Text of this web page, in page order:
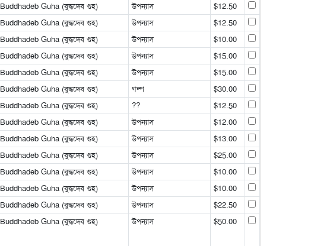
Buddhadeb Guha (বুদ্ধদেব গুহ) উপন্যাস
$12.50
Buddhadeb Guha (বুদ্ধদেব গুহ) উপন্যাস
$12.50
Buddhadeb Guha (বুদ্ধদেব গুহ) উপন্যাস
$10.00
Buddhadeb Guha (বুদ্ধদেব গুহ) উপন্যাস
$15.00
Buddhadeb Guha (বুদ্ধদেব গুহ) উপন্যাস
$15.00
Buddhadeb Guha (বুদ্ধদেব গুহ) গল্প
$30.00
Buddhadeb Guha (বুদ্ধদেব গুহ) ??
$12.50
Buddhadeb Guha (বুদ্ধদেব গুহ) উপন্যাস
$12.00
Buddhadeb Guha (বুদ্ধদেব গুহ) উপন্যাস
$13.00
Buddhadeb Guha (বুদ্ধদেব গুহ) উপন্যাস
$25.00
Buddhadeb Guha (বুদ্ধদেব গুহ) উপন্যাস
$10.00
Buddhadeb Guha (বুদ্ধদেব গুহ) উপন্যাস
$10.00
Buddhadeb Guha (বুদ্ধদেব গুহ) উপন্যাস
$22.50
Buddhadeb Guha (বুদ্ধদেব গুহ) উপন্যাস $50.00